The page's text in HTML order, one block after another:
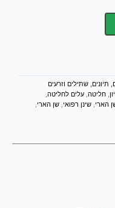
שתילים וזרעים
, חליטה, עלים לחליטה,
הארי, שינן רפואי, שן הארי,